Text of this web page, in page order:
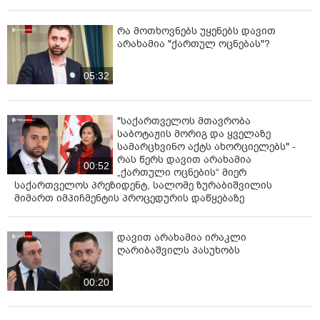
05:32
რა მოთხოვნებს უყენებს დავით
არახამია "ქართულ ოცნებას"?
00:52
"საქართველოს მთავრობა
საბოტაჟის მორიგ და ყველაზე
სამარცხვინო აქტს ახორციელებს" -
რას წერს დავით არახამია
„ქართული ოცნების“ მიერ
საქართველოს პრეზიდენტ, სალომე ზურაბიშვილის
მიმართ იმპიჩმენტის პროცედურის დაწყებაზე
00:20
დავით არახამია ირაკლი
ღარიბაშვილს პასუხობს